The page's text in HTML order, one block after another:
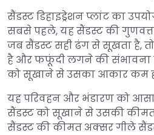
सैंडस्ट डिहाइड्रेशन प्लांट का
सबसे पहले, यह सैंडस्ट की
जब सैंडस्ट सही ढंग से सूखता है,
है और फफूंदी लगने की संभावना
को सूखाने से उसका आकार कम
यह परिवहन और भंडारण को
सैंडस्ट को सूखाने से उसकी
सैंडस्ट की कीमत अक्सर गीले